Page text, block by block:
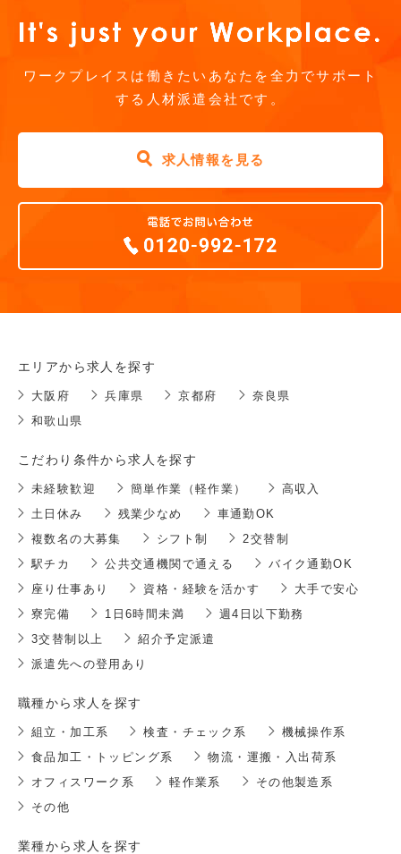
ワークプレイスは働きたいあなたを全力でサポート
する人材派遣会社です。
求人情報を見る
エリアから求人を探す
大阪府 兵庫県 京都府
奈良県
和歌山県
こだわり条件から求人を探す
未経験歓迎 簡単作業（軽作業）
高収入
土日休み
残業少なめ
車通勤OK
複数名の大募集
シフト制
2交替制
駅チカ
公共交通機関で通える
バイク通勤OK
座り仕事あり
資格・経験を活かす
大手で安心
寮完備
1日6時間未満
週4日以下勤務
3交替制以上
紹介予定派遣
派遣先への登用あり
職種から求人を探す
組立・加工系 検査・チェック系
機械操作系
食品加工・トッピング系
物流・運搬・入出荷系
オフィスワーク系
軽作業系
その他製造系
その他
業種から求人を探す